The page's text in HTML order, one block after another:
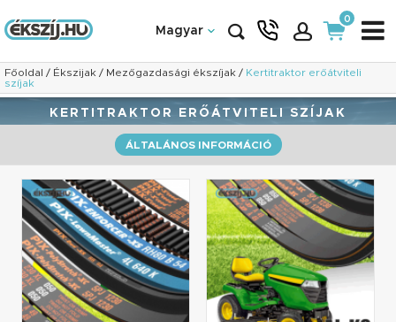
Magyar
0
Főoldal / Ékszijak / Mezőgazdasági ékszíjak / Kertitraktor erőátviteli
szíjak
KERTITRAKTOR ERŐÁTVITELI SZÍJAK
ÁLTALÁNOS INFORMÁCIÓ